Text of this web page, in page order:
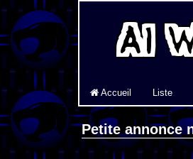
Accueil Liste
Petite annonce